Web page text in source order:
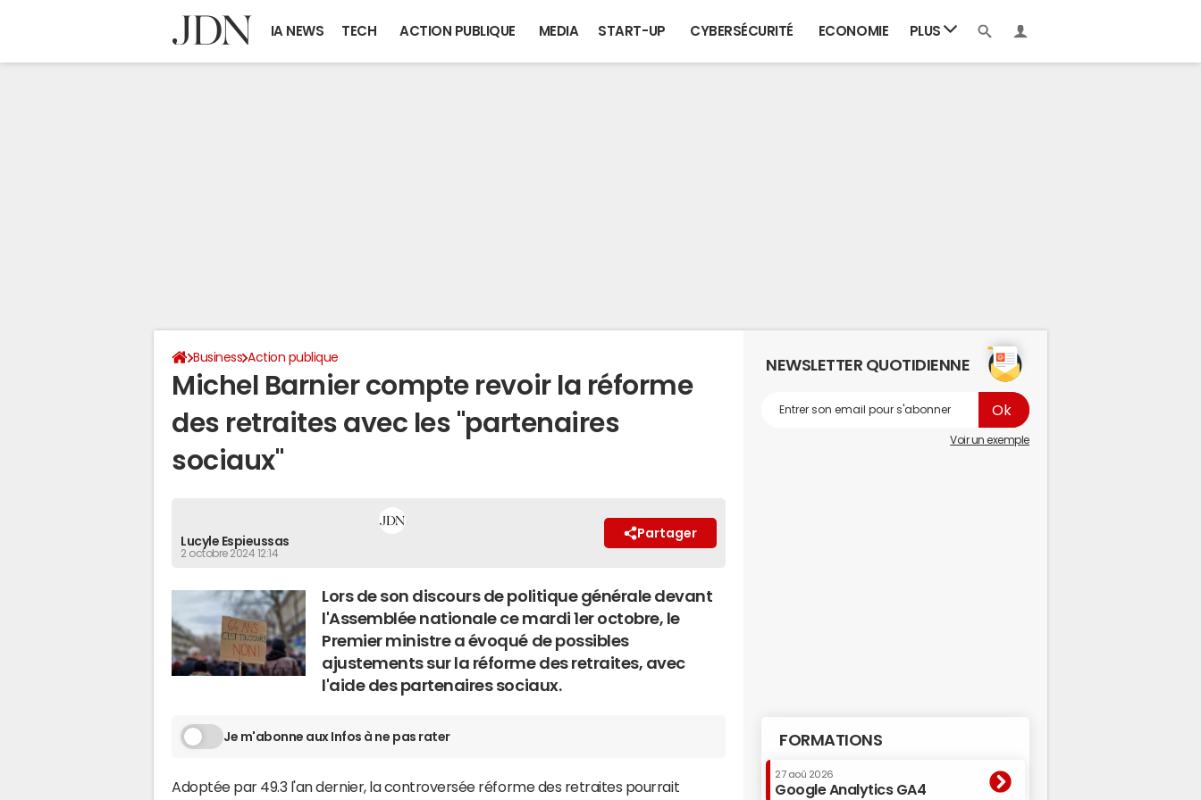
IA NEWS TECH ACTION PUBLIQUE MEDIA START-UP CYBERSÉCURITÉ ECONOMIE PLUS
Business Action publique
Michel Barnier compte revoir la réforme
des retraites avec les "partenaires
sociaux"
Lucyle Espieussas
2 octobre 2024 12:14
Partager
Lors de son discours de politique générale devant
l'Assemblée nationale ce mardi 1er octobre, le
Premier ministre a évoqué de possibles
ajustements sur la réforme des retraites, avec
l'aide des partenaires sociaux.
Je m'abonne aux Infos à ne pas rater
Adoptée par 49.3 l'an dernier, la controversée réforme des retraites pourrait
NEWSLETTER QUOTIDIENNE
Voir un exemple
FORMATIONS
27 aoû 2026
Google Analytics GA4